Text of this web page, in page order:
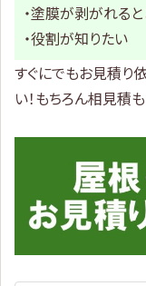
・塗膜が剥がれると
・役割が知りたい
すぐにでもお見積り
い！もちろん相見積